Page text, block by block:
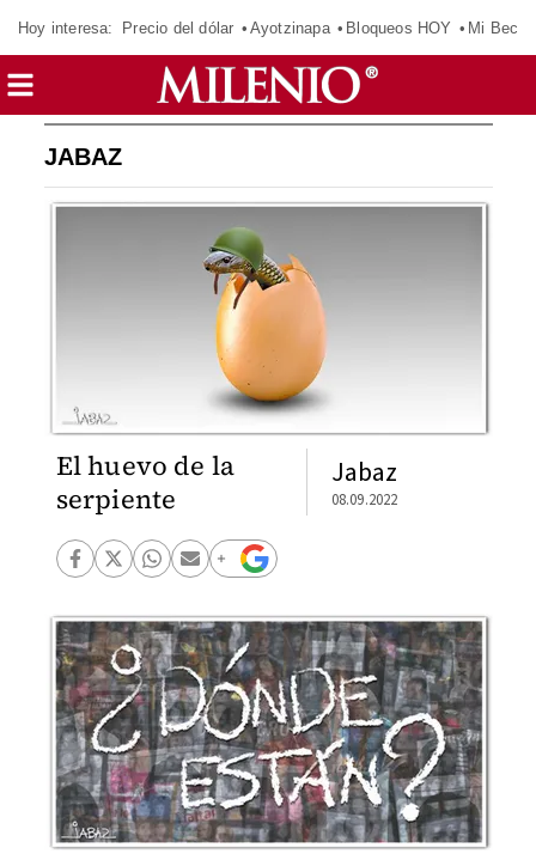
Hoy interesa: Precio del dólar Ayotzinapa Bloqueos HOY Mi Beca
JABAZ
El huevo de la
serpiente
Jabaz
08.09.2022